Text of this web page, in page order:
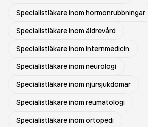
Specialistläkare inom hormonrubbningar
Specialistläkare inom äldrevård
Specialistläkare inom internmedicin
Specialistläkare inom neurologi
Specialistläkare inom njursjukdomar
Specialistläkare inom reumatologi
Specialistläkare inom ortopedi